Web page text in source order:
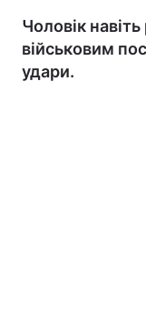
Чоловік
військовим
удари.